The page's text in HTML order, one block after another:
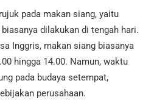
pada makan siang, yaitu
dilakukan di tengah hari.
Inggris, makan siang biasanya
hingga 14.00. Namun, waktu
pada budaya setempat,
perusahaan.